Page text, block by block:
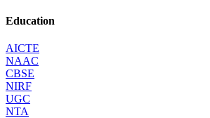
Education
AICTE
NAAC
CBSE
NIRF
UGC
NTA